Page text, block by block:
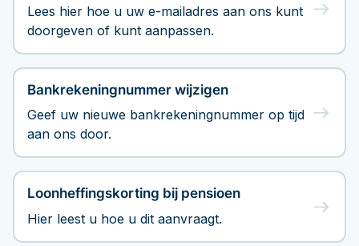
Lees hier hoe u uw e-mailadres aan ons kunt
doorgeven of kunt aanpassen.
Bankrekeningnummer wijzigen
Geef uw nieuwe bankrekeningnummer op tijd
aan ons door.
Loonheffingskorting bij pensioen
Hier leest u hoe u dit aanvraagt.